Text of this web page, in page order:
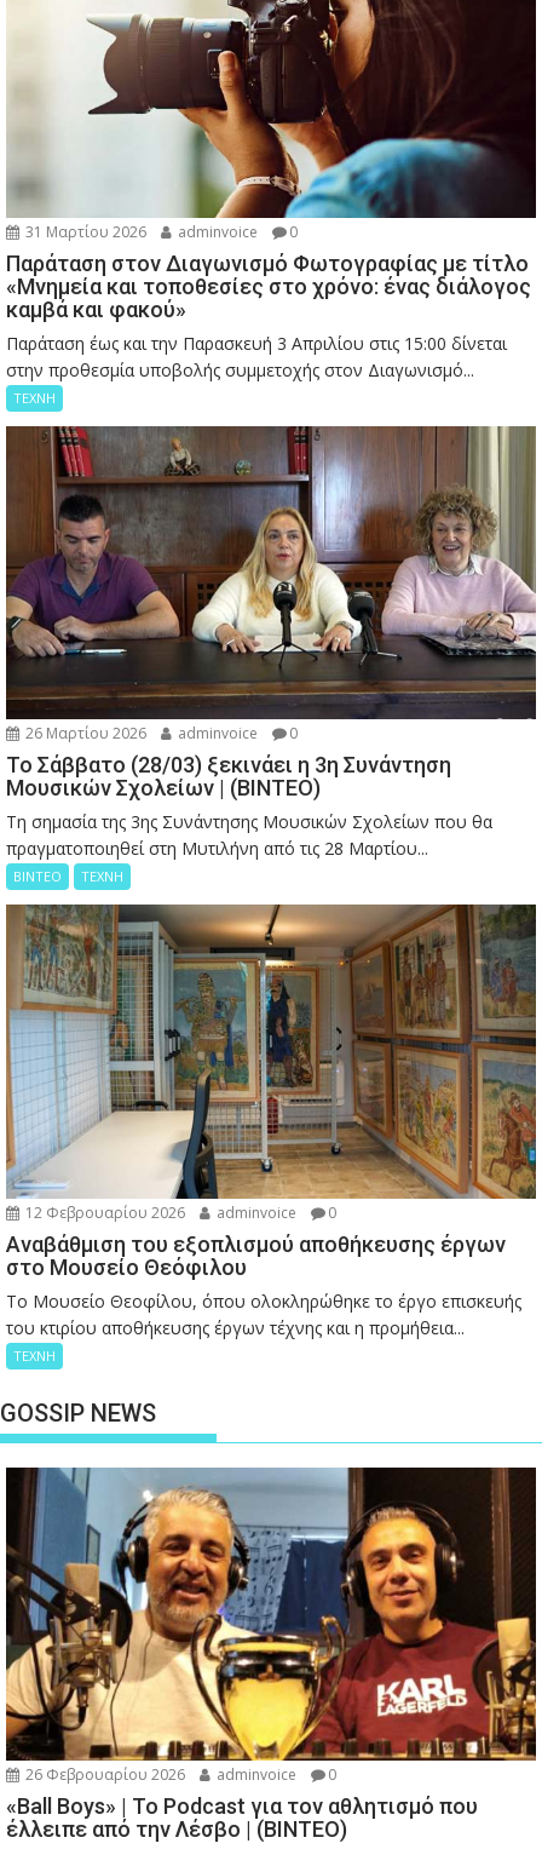
31 Μαρτίου 2026 adminvoice 0
Παράταση στον Διαγωνισμό Φωτογραφίας με τίτλο
«Μνημεία και τοποθεσίες στο χρόνο: ένας διάλογος
καμβά και φακού»
Παράταση έως και την Παρασκευή 3 Απριλίου στις 15:00 δίνεται
στην προθεσμία υποβολής συμμετοχής στον Διαγωνισμό...
ΤΕΧΝΗ
26 Μαρτίου 2026 adminvoice 0
Το Σάββατο (28/03) ξεκινάει η 3η Συνάντηση
Μουσικών Σχολείων | (ΒΙΝΤΕΟ)
Τη σημασία της 3ης Συνάντησης Μουσικών Σχολείων που θα
πραγματοποιηθεί στη Μυτιλήνη από τις 28 Μαρτίου...
ΒΙΝΤΕΟ ΤΕΧΝΗ
12 Φεβρουαρίου 2026 adminvoice 0
Αναβάθμιση του εξοπλισμού αποθήκευσης έργων
στο Μουσείο Θεόφιλου
Το Μουσείο Θεοφίλου, όπου ολοκληρώθηκε το έργο επισκευής
του κτιρίου αποθήκευσης έργων τέχνης και η προμήθεια...
ΤΕΧΝΗ
GOSSIP NEWS
26 Φεβρουαρίου 2026 adminvoice 0
«Ball Boys» | Το Podcast για τον αθλητισμό που
έλλειπε από την Λέσβο | (ΒΙΝΤΕΟ)